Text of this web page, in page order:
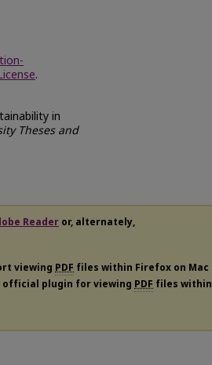
.
in
Theses and
Reader or, alternately,
viewing PDF files within Firefox on Mac
official plugin for viewing PDF files within